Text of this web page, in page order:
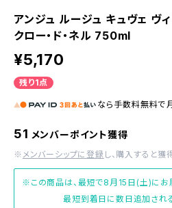
アンジュ ルージュ キュヴェ ヴ
クロー・ド・ネル 750ml
¥5,170
残り1点
なら 手数料無料で
51 メンバーポイント獲得
※ メンバーシップに登録 し、購入すると獲
※この商品は、最短で8月15日(土)にお
最短到着日に数日追加される